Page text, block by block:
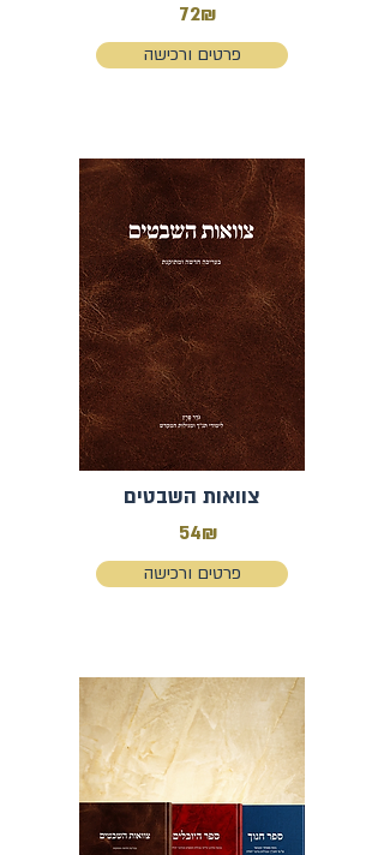
72₪
פרטים ורכישה
צוואות השבטים
54₪
פרטים ורכישה